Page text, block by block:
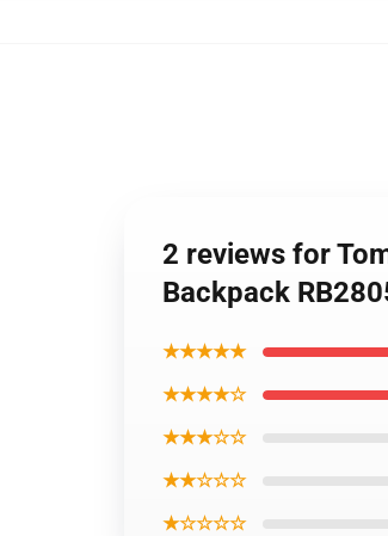
2 reviews for
Backpack
★★★★★
★★★★☆
★★★☆☆
★★☆☆☆
★☆☆☆☆